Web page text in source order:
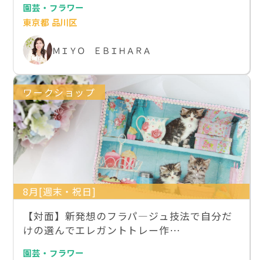
園芸・フラワー
東京都 品川区
ＭＩＹＯ ＥＢＩＨＡＲＡ
ワークショップ
8月[週末・祝日]
【対面】新発想のフラパ―ジュ技法で自分だ
けの選んでエレガントトレー作…
園芸・フラワー